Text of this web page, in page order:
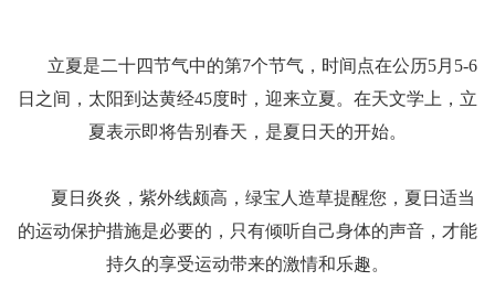
立夏是二十四节气中的第7个节气，时间点在公历5月5-6
日之间，太阳到达黄经45度时，迎来立夏。在天文学上，立
夏表示即将告别春天，是夏日天的开始。
夏日炎炎，紫外线颇高，绿宝人造草提醒您，夏日适当
的运动保护措施是必要的，只有倾听自己身体的声音，才能
持久的享受运动带来的激情和乐趣。